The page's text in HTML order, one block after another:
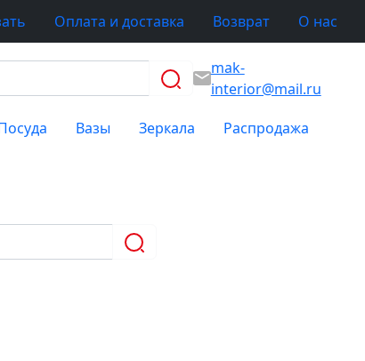
Оплата и доставка Возврат О нас
mak-
interior@mail.ru
Вазы Зеркала Распродажа